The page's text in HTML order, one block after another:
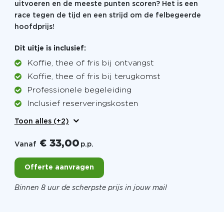
uitvoeren en de meeste punten scoren? Het is een
race tegen de tijd en een strijd om de felbegeerde
hoofdprijs!
Dit uitje is inclusief:
Koffie, thee of fris bij ontvangst
Koffie, thee of fris bij terugkomst
Professionele begeleiding
Inclusief reserveringskosten
Toon alles (+2)
Vanaf € 33,00 p.p.
Offerte aanvragen
Binnen 8 uur de scherpste prijs in jouw mail